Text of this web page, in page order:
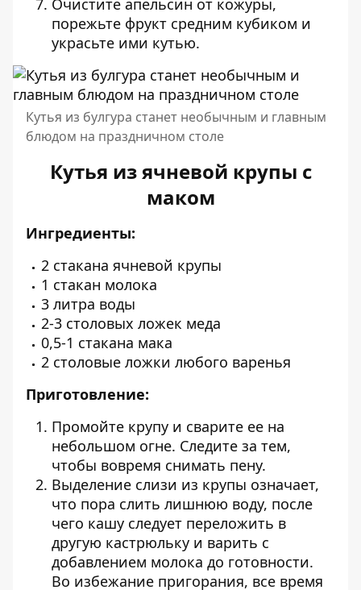
Очистите апельсин от кожуры,
порежьте фрукт средним кубиком и
украсьте ими кутью.
Кутья из булгура станет необычным и главным
блюдом на праздничном столе
Кутья из ячневой крупы с
маком
Ингредиенты:
2 стакана ячневой крупы
1 стакан молока
3 литра воды
2-3 столовых ложек меда
0,5-1 стакана мака
2 столовые ложки любого варенья
Приготовление:
Промойте крупу и сварите ее на
небольшом огне. Следите за тем,
чтобы вовремя снимать пену.
Выделение слизи из крупы означает,
что пора слить лишнюю воду, после
чего кашу следует переложить в
другую кастрюльку и варить с
добавлением молока до готовности.
Во избежание пригорания, все время